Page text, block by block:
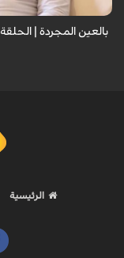
بالعين المجردة | الحلقة 13
الرئيسية